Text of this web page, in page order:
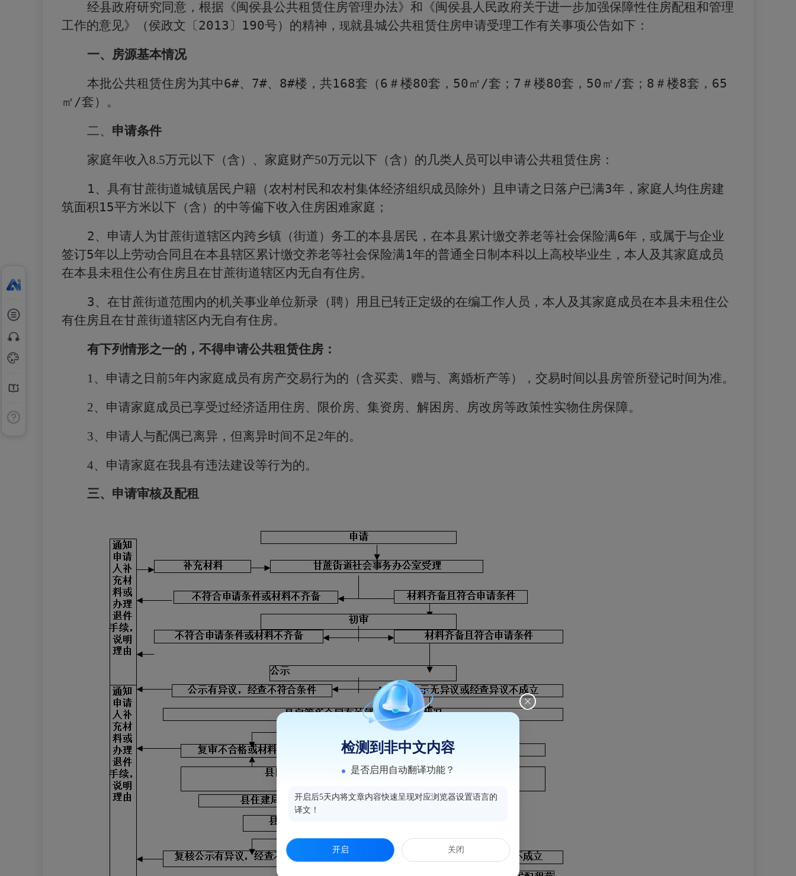
经县政府研究同意，根据《闽侯县公共租赁住房管理办法》和《闽侯县人民政府关于进一步加强保障性住房配租和管理
工作的意见》（侯政文〔2013 〕 190号）的精神， 现就县城公共租赁住房申请受理工作有关事项公告如下：
一、房源基本情况
本批公共租赁住房为其中6#、 7#、 8#楼，共168套（6 ＃楼80套， 50㎡ /套； 7 ＃楼80套， 50㎡ /套； 8 ＃楼8套， 65
㎡ /套）。
二、 申请条件
家庭年收入8.5万元以下（含）、家庭财产50万元以下（含）的几类人员可以申请公共租赁住房：
1、具有甘蔗街道城镇居民户籍（农村村民和农村集体经济组织成员除外）且申请之日落户已满3年，家庭人均住房建
筑面积15平方米以下（含）的中等偏下收入住房困难家庭；
2、申请人为甘蔗街道辖区内跨乡镇（街道）务工的本县居民，在本县累计缴交养老等社会保险满6年，或属于与企业
签订5年以上劳动合同且在本县辖区累计缴交养老等社会保险满1年的普通全日制本科以上高校毕业生，本人及其家庭成员
在本县未租住公有住房且在甘蔗街道辖区内无自有住房。
3、在甘蔗街道范围内的机关事业单位新录（聘）用且已转正定级的在编工作人员，本人及其家庭成员在本县未租住公
有住房且在甘蔗街道辖区内无自有住房。
有下列情形之一的，不得申请公共租赁住房：
1、申请之日前5年内家庭成员有房产交易行为的（含买卖、赠与、离婚析产等），交易时间以县房管所登记时间为准。
2、申请家庭成员已享受过经济适用住房、限价房、集资房、解困房、房改房等政策性实物住房保障。
3、申请人与配偶已离异，但离异时间不足2年的。
4、申请家庭在我县有违法建设等行为的。
三、申请审核及配租
检测到非中文内容
是否启用自动翻译功能？
开启后5天内将文章内容快速呈现对应浏览器设置语言的
译文！
开启 关闭